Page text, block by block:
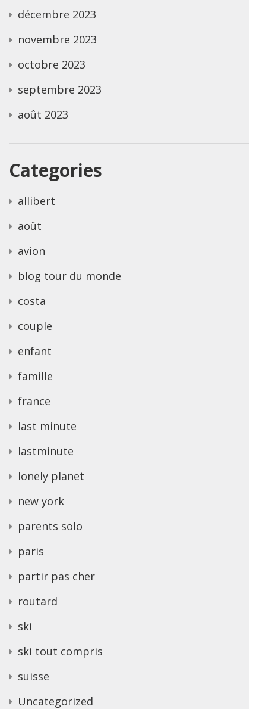
décembre 2023
novembre 2023
octobre 2023
septembre 2023
août 2023
Categories
allibert
août
avion
blog tour du monde
costa
couple
enfant
famille
france
last minute
lastminute
lonely planet
new york
parents solo
paris
partir pas cher
routard
ski
ski tout compris
suisse
Uncategorized